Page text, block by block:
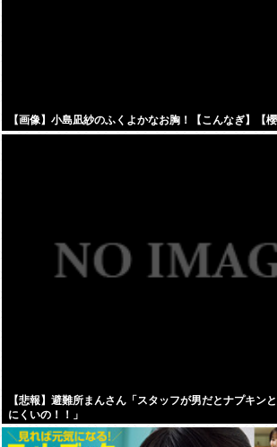
【画像】小島凪紗のふくよかなお胸！【こんなぎ】【櫻
【悲報】避難所まんさん「スタッフが男だとナプキン
にくいの！！」